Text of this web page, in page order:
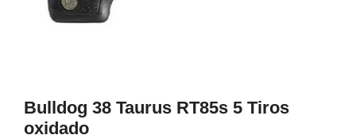
Bulldog 38 Taurus RT85s 5 Tiros
oxidado